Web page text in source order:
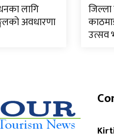
लागि
अवधारणा
उत्सव